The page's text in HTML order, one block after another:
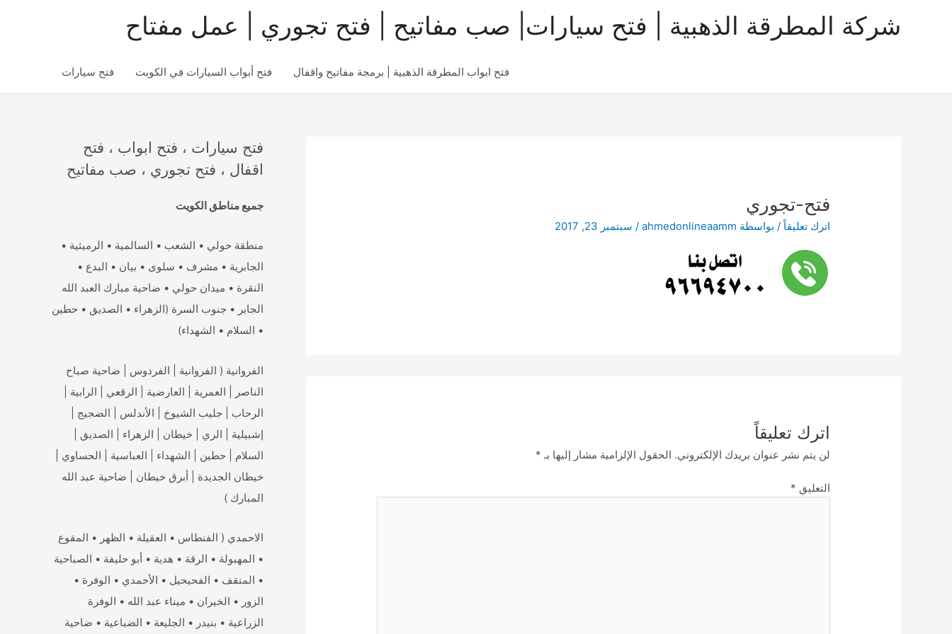
شركة المطرقة الذهبية | فتح سيارات| صب مفاتيح | فتح تجوري | عمل مفتاح
فتح ابواب المطرقة الذهبية | برمجة مفاتيح واقفال فتح أبواب السيارات في الكويت فتح سيارات
فتح-تجوري
اترك تعليقاً / بواسطة ahmedonlineaamm
/ سبتمبر 23, 2017
اترك تعليقاً
لن يتم نشر عنوان بريدك الإلكتروني. الحقول الإلزامية مشار إليها بـ *
التعليق *
فتح سيارات ، فتح ابواب ، فتح
اقفال ، فتح تجوري ، صب مفاتيح
جميع مناطق الكويت
منطقة حولي • الشعب • السالمية • الرميثية •
الجابرية • مشرف • سلوى • بيان • البدع •
النقرة • ميدان حولي • ضاحية مبارك العبد الله
الجابر • جنوب السرة (الزهراء • الصديق • حطين
• السلام • الشهداء)
الفروانية ( الفروانية | الفردوس | ضاحية صباح
الناصر | العمرية | العارضية | الرقعي | الرابية |
الرحاب | جليب الشيوخ | الأندلس | الضجيج |
إشبيلية | الري | خيطان | الزهراء | الصديق |
السلام | حطين | الشهداء | العباسية | الحساوي |
خيطان الجديدة | أبرق خيطان | ضاحية عبد الله
المبارك )
الاحمدي ( الفنطاس • العقيلة • الظهر • المقوع
• المهبولة • الرقة • هدية • أبو حليفة • الصباحية
• المنقف • الفحيحيل • الأحمدي • الوفرة •
الزور • الخيران • ميناء عبد الله • الوفرة
الزراعية • بنيدر • الجليعة • الضباعية • ضاحية